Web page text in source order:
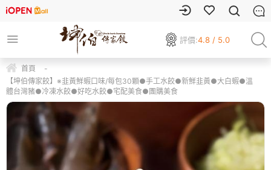
評價:4.8 / 5.0
首頁
-
【坤伯傳家餃】※韭黃鮮蝦口味/每包30顆●手工水餃●新鮮韭黃●大白蝦●溫
體台灣豬●冷凍水餃●好吃水餃●宅配美食●團購美食